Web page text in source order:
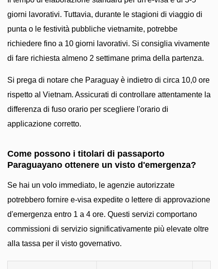
giorni lavorativi. Tuttavia, durante le stagioni di viaggio di
punta o le festività pubbliche vietnamite, potrebbe
richiedere fino a 10 giorni lavorativi. Si consiglia vivamente
di fare richiesta almeno 2 settimane prima della partenza.
Si prega di notare che Paraguay è indietro di circa 10,0 ore
rispetto al Vietnam. Assicurati di controllare attentamente la
differenza di fuso orario per scegliere l'orario di
applicazione corretto.
Come possono i titolari di passaporto
Paraguayano ottenere un visto d'emergenza?
Se hai un volo immediato, le agenzie autorizzate
potrebbero fornire e-visa expedite o lettere di approvazione
d'emergenza entro 1 a 4 ore. Questi servizi comportano
commissioni di servizio significativamente più elevate oltre
alla tassa per il visto governativo.